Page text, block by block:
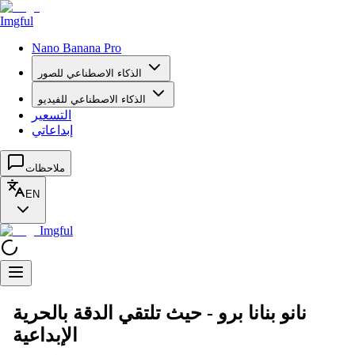
Imgful
Nano Banana Pro
الذكاء الاصطناعي للصور
الذكاء الاصطناعي للفيديو
التسعير
إبداعاتي
ملاحظات
EN
Imgful
نانو بنانا برو - حيث تلتقي الدقة بالحرية
الإبداعية